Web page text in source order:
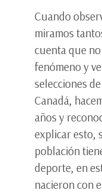
Cuando
miramos
cuenta que
fenómeno y
selecciones
Canadá,
años y
explicar esto,
población
deporte, en
nacieron con